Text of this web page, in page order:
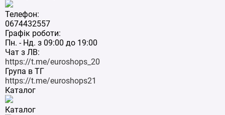
Телефон:
0674432557
Графік роботи:
Пн. - Нд. з 09:00 до 19:00
Чат з ЛВ:
https://t.me/euroshops_20
Група в ТГ
https://t.me/euroshops21
Каталог
Каталог